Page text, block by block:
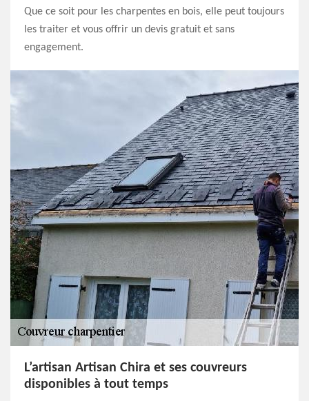
Que ce soit pour les charpentes en bois, elle peut toujours
les traiter et vous offrir un devis gratuit et sans
engagement.
L’artisan Artisan Chira et ses couvreurs
disponibles à tout temps